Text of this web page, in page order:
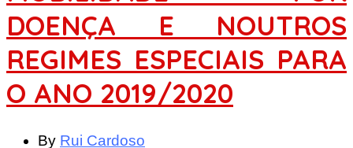
DOENÇA E NOUTROS
REGIMES ESPECIAIS PARA
O ANO 2019/2020
By Rui Cardoso